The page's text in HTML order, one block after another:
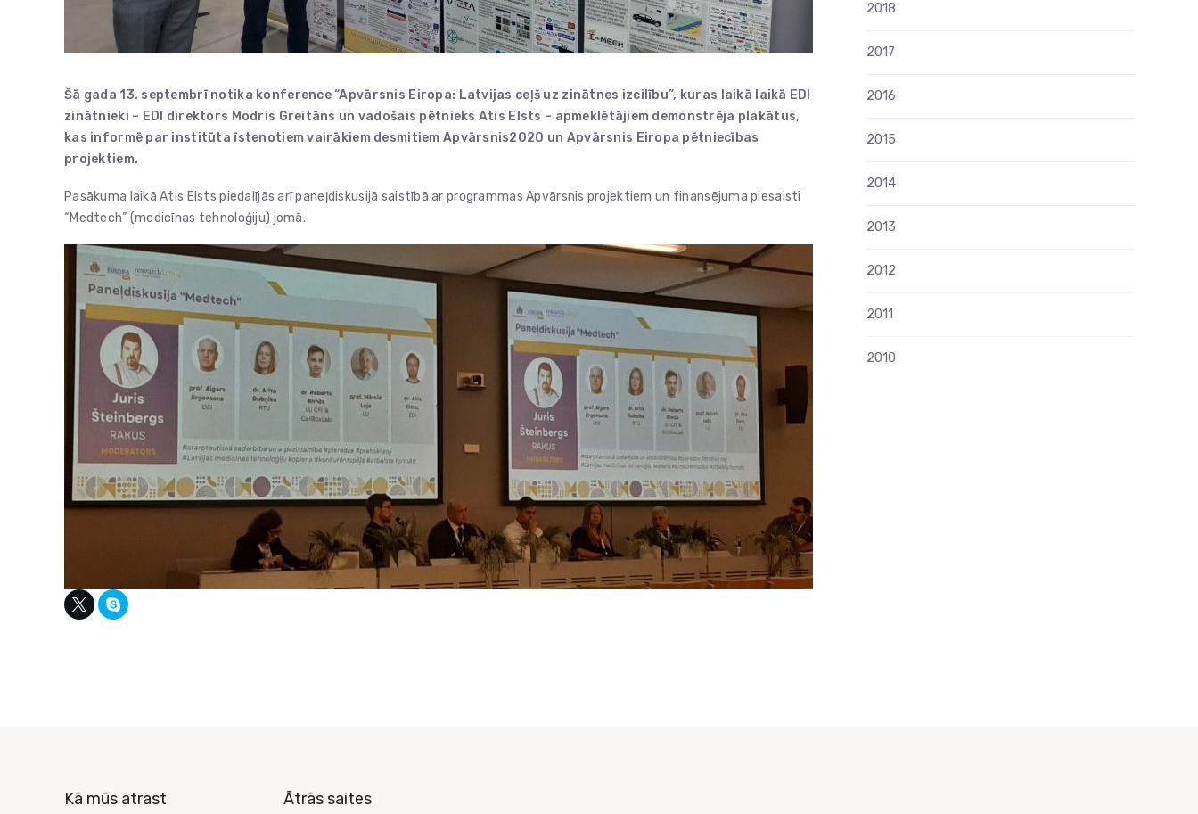
Šā gada 13. septembrī notika konference “Apvārsnis Eiropa: Latvijas ceļš uz zinātnes izcilību”, kuras laikā laikā EDI
zinātnieki – EDI direktors Modris Greitāns un vadošais pētnieks Atis Elsts – apmeklētājiem demonstrēja plakātus,
kas informē par institūta īstenotiem vairākiem desmitiem Apvārsnis2020 un Apvārsnis Eiropa pētniecības
projektiem.
Pasākuma laikā Atis Elsts piedalījās arī paneļdiskusijā saistībā ar programmas Apvārsnis projektiem un finansējuma piesaisti
“Medtech” (medicīnas tehnoloģiju) jomā.
2018
2017
2016
2015
2014
2013
2012
2011
2010
Kā mūs atrast Ātrās saites